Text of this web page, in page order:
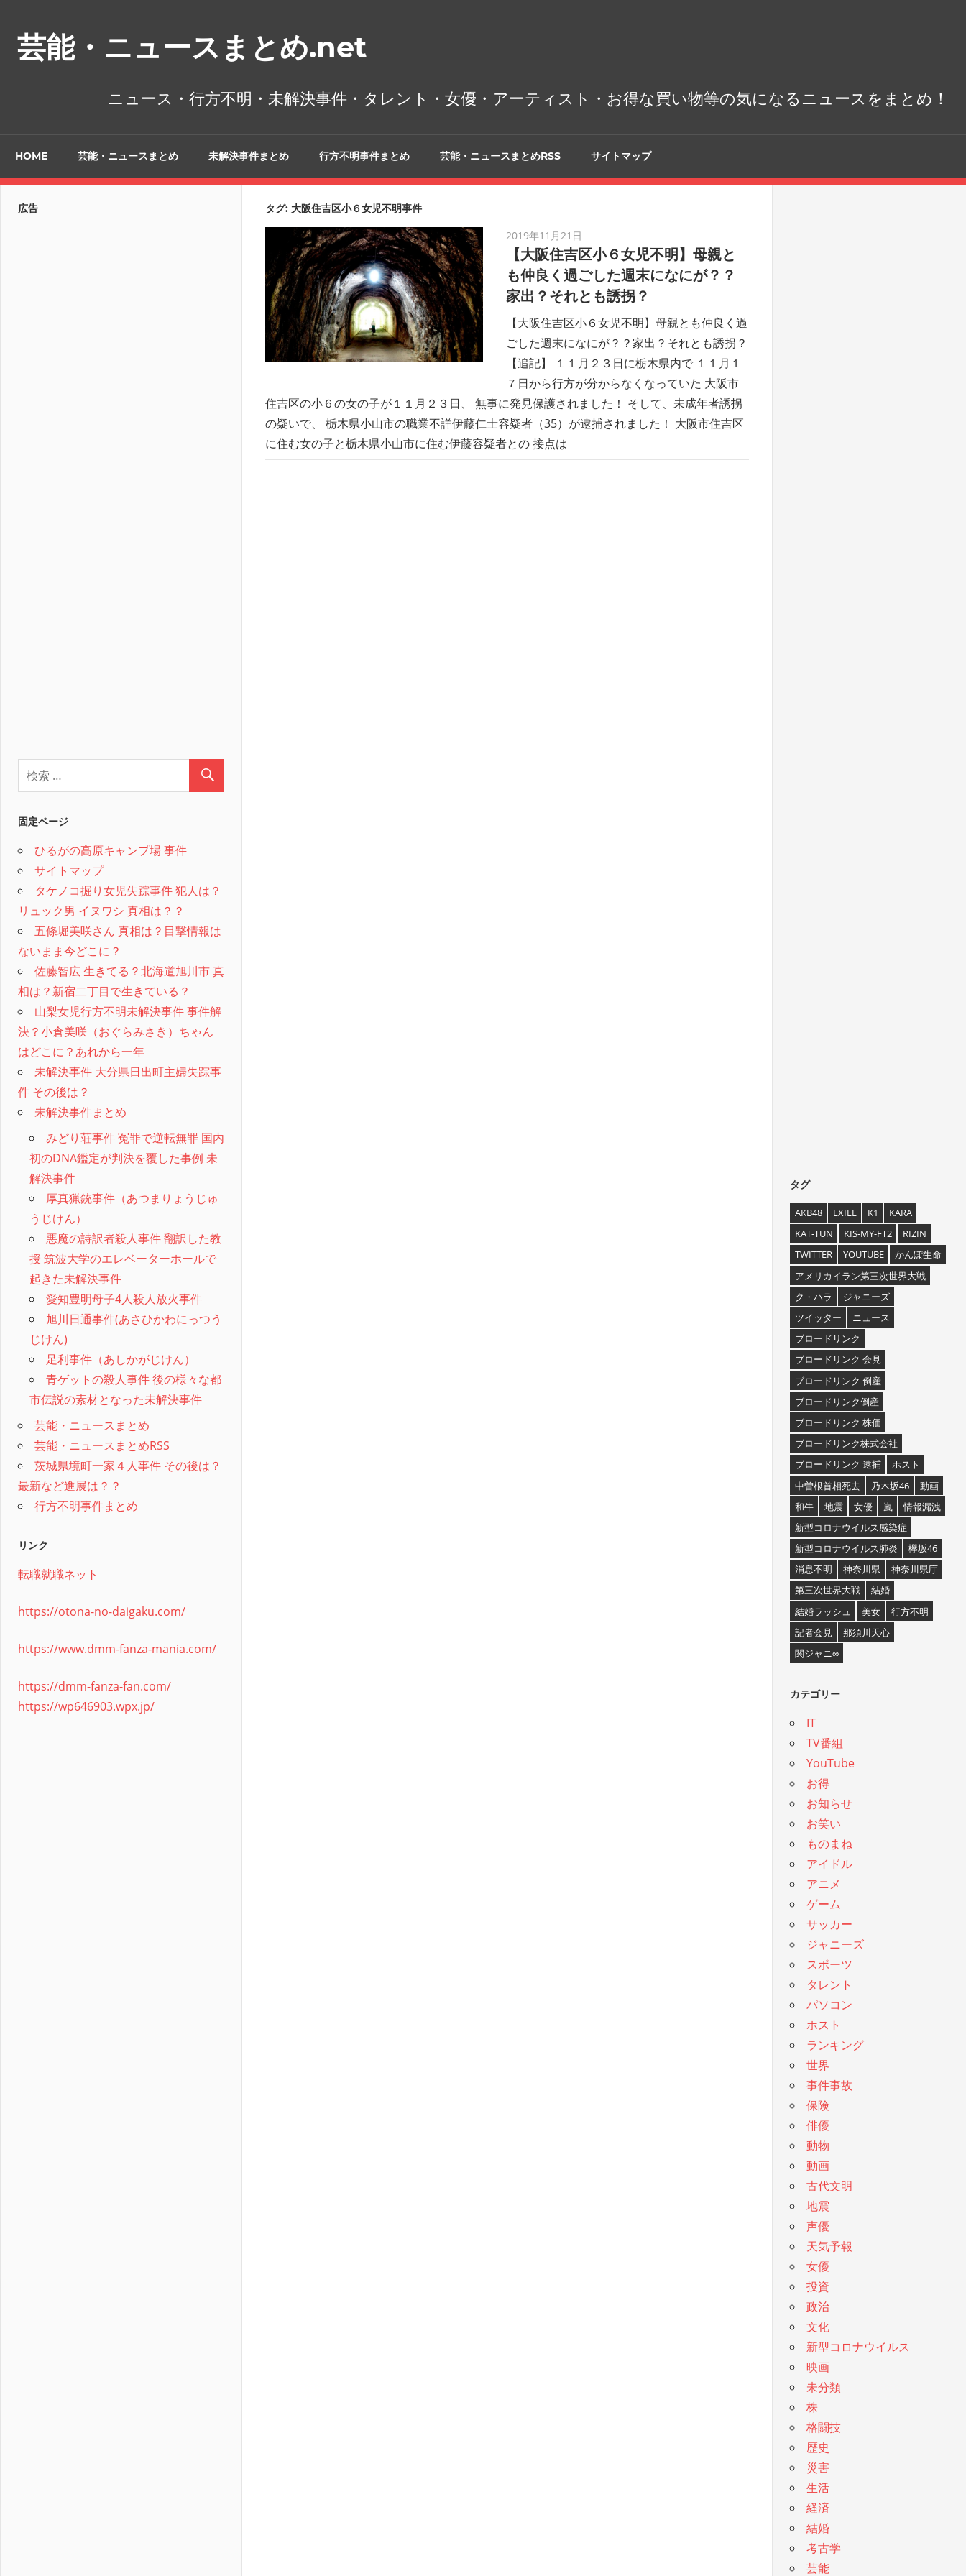
芸能・ニュースまとめ.net
ニュース・行方不明・未解決事件・タレント・女優・アーティスト・お得な買い物等の気になるニュースをまとめ！
HOME 芸能・ニュースまとめ 未解決事件まとめ 行方不明事件まとめ 芸能・ニュースまとめRSS サイトマップ
タグ: 大阪住吉区小６女児不明事件
2019年11月21日
【大阪住吉区小６女児不明】母親と
も仲良く過ごした週末になにが？？
家出？それとも誘拐？
【大阪住吉区小６女児不明】母親とも仲良く過
ごした週末になにが？？家出？それとも誘拐？
【追記】 １１月２３日に栃木県内で １１月１
７日から行方が分からなくなっていた 大阪市
住吉区の小６の女の子が１１月２３日、 無事に発見保護されました！ そして、未成年者誘拐
の疑いで、 栃木県小山市の職業不詳伊藤仁士容疑者（35）が逮捕されました！ 大阪市住吉区
に住む女の子と栃木県小山市に住む伊藤容疑者との 接点は
広告
固定ページ
ひるがの高原キャンプ場 事件
サイトマップ
タケノコ掘り女児失踪事件 犯人は？
リュック男 イヌワシ 真相は？？
五條堀美咲さん 真相は？目撃情報は
ないまま今どこに？
佐藤智広 生きてる？北海道旭川市 真
相は？新宿二丁目で生きている？
山梨女児行方不明未解決事件 事件解
決？小倉美咲（おぐらみさき）ちゃん
はどこに？あれから一年
未解決事件 大分県日出町主婦失踪事
件 その後は？
未解決事件まとめ
みどり荘事件 冤罪で逆転無罪 国内
初のDNA鑑定が判決を覆した事例 未
解決事件
厚真猟銃事件（あつまりょうじゅ
うじけん）
悪魔の詩訳者殺人事件 翻訳した教
授 筑波大学のエレベーターホールで
起きた未解決事件
愛知豊明母子4人殺人放火事件
旭川日通事件(あさひかわにっつう
じけん)
足利事件（あしかがじけん）
青ゲットの殺人事件 後の様々な都
市伝説の素材となった未解決事件
芸能・ニュースまとめ
芸能・ニュースまとめRSS
茨城県境町一家４人事件 その後は？
最新など進展は？？
行方不明事件まとめ
リンク
転職就職ネット
https://otona-no-daigaku.com/
https://www.dmm-fanza-mania.com/
https://dmm-fanza-fan.com/
https://wp646903.wpx.jp/
タグ
AKB48 EXILE K1
KARA
KAT-TUN
KIS-MY-FT2
RIZIN
TWITTER
YOUTUBE
かんぽ生命
アメリカイラン第三次世界大戦
ク・ハラ
ジャニーズ
ツイッター
ニュース
ブロードリンク
ブロードリンク 会見
ブロードリンク 倒産
ブロードリンク倒産
ブロードリンク 株価
ブロードリンク株式会社
ブロードリンク 逮捕
ホスト
中曽根首相死去
乃木坂46
動画
和牛
地震 女優 嵐
情報漏洩
新型コロナウイルス感染症
新型コロナウイルス肺炎
欅坂46
消息不明
神奈川県
神奈川県庁
第三次世界大戦
結婚
結婚ラッシュ
美女
行方不明
記者会見
那須川天心
関ジャニ∞
カテゴリー
IT
TV番組
YouTube
お得
お知らせ
お笑い
ものまね
アイドル
アニメ
ゲーム
サッカー
ジャニーズ
スポーツ
タレント
パソコン
ホスト
ランキング
世界
事件事故
保険
俳優
動物
動画
古代文明
地震
声優
天気予報
女優
投資
政治
文化
新型コロナウイルス
映画
未分類
株
格闘技
歴史
災害
生活
経済
結婚
考古学
芸能